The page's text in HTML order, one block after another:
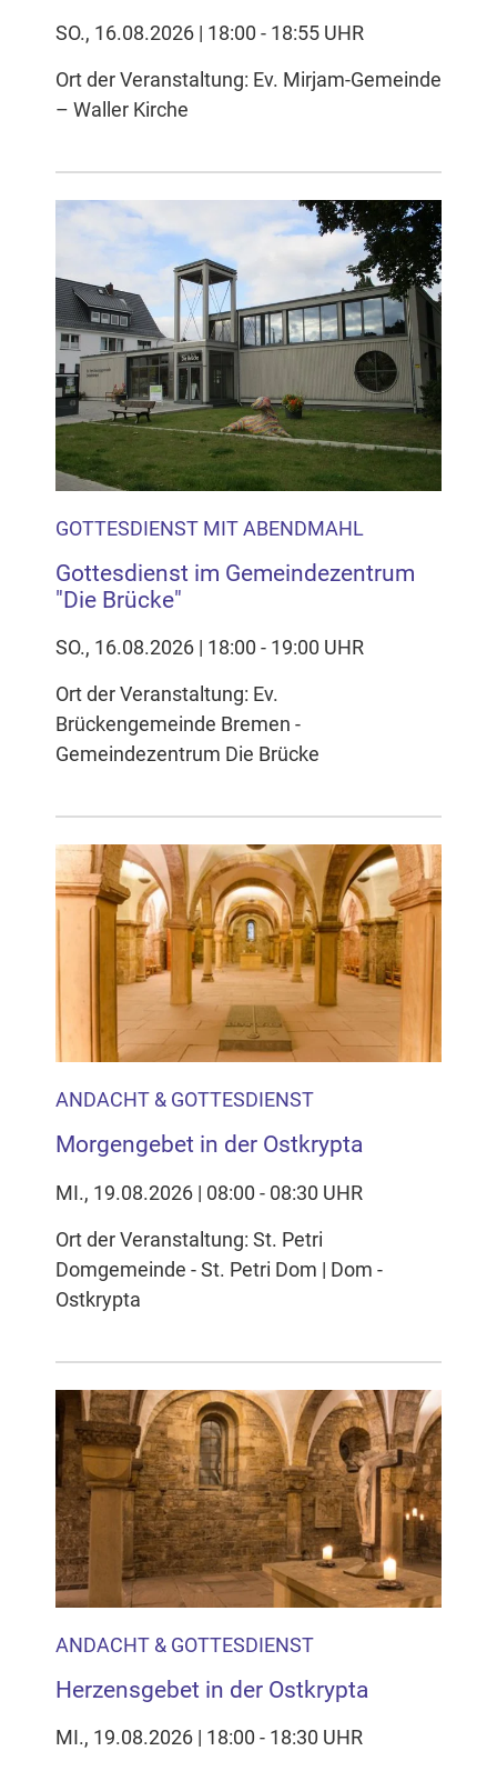
SO., 16.08.2026 | 18:00 - 18:55 UHR
Ort der Veranstaltung: Ev. Mirjam-Gemeinde
– Waller Kirche
GOTTESDIENST MIT ABENDMAHL
Gottesdienst im Gemeindezentrum
"Die Brücke"
SO., 16.08.2026 | 18:00 - 19:00 UHR
Ort der Veranstaltung: Ev.
Brückengemeinde Bremen -
Gemeindezentrum Die Brücke
ANDACHT & GOTTESDIENST
Morgengebet in der Ostkrypta
MI., 19.08.2026 | 08:00 - 08:30 UHR
Ort der Veranstaltung: St. Petri
Domgemeinde - St. Petri Dom | Dom -
Ostkrypta
ANDACHT & GOTTESDIENST
Herzensgebet in der Ostkrypta
MI., 19.08.2026 | 18:00 - 18:30 UHR